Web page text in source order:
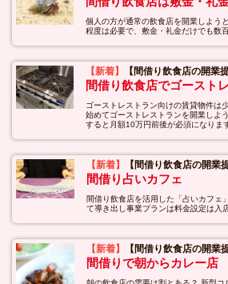
個人の方が通常の飲食店を開業しよう
程度は必要で、敷金・礼金だけでも数
【新着】 【間借り飲食店の開業
間借り飲食店でゴースト
ゴーストレストラン向けの賃貸物件は
始めてゴーストレストランを開業しよ
すると月額10万円前後が必須になりま
【新着】 【間借り飲食店の開業
間借り占いカフェ
間借り飲食店を活用した「占いカフェ
て導き出し事業プランは料金設定は入
【新着】 【間借り飲食店の開業
間借りで朝からカレー店